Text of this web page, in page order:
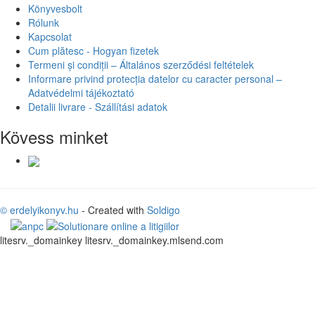
Könyvesbolt
Rólunk
Kapcsolat
Cum plătesc - Hogyan fizetek
Termeni și condiții – Általános szerződési feltételek
Informare privind protecția datelor cu caracter personal –
Adatvédelmi tájékoztató
Detalii livrare - Szállítási adatok
Kövess minket
© erdelyikonyv.hu - Created with Soldigo
litesrv._domainkey litesrv._domainkey.mlsend.com